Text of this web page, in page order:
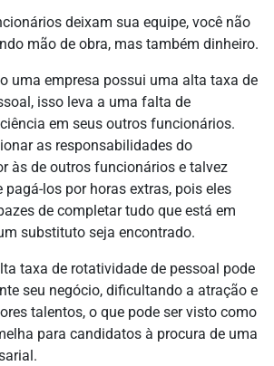
deixam sua equipe, você não
mão de obra, mas também dinheiro.
uma empresa possui uma alta taxa de
isso leva a uma falta de
em seus outros funcionários.
as responsabilidades do
às de outros funcionários e talvez
los por horas extras, pois eles
de completar tudo que está em
substituto seja encontrado.
taxa de rotatividade de pessoal pode
seu negócio, dificultando a atração e
talentos, o que pode ser visto como
para candidatos à procura de uma